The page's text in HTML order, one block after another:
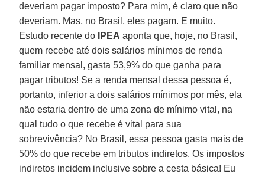
deveriam pagar imposto? Para mim, é claro que não
deveriam. Mas, no Brasil, eles pagam. E muito.
Estudo recente do
IPEA aponta que, hoje, no Brasil,
quem recebe até dois salários mínimos de renda
familiar mensal, gasta 53,9% do que ganha para
pagar tributos! Se a renda mensal dessa pessoa é,
portanto, inferior a dois salários mínimos por mês, ela
não estaria dentro de uma zona de mínimo vital, na
qual tudo o que recebe é vital para sua
sobrevivência? No Brasil, essa pessoa gasta mais de
50% do que recebe em tributos indiretos. Os impostos
indiretos incidem inclusive sobre a cesta básica! Eu